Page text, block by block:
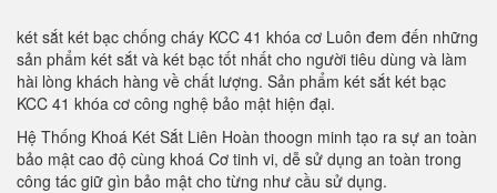
két sắt két bạc chống cháy KCC 41 khóa cơ Luôn đem đến những
sản phẩm két sắt và két bạc tốt nhất cho người tiêu dùng và làm
hài lòng khách hàng về chất lượng. Sản phẩm két sắt két bạc
KCC 41 khóa cơ công nghệ bảo mật hiện đại.
Hệ Thống Khoá Két Sắt Liên Hoàn thoogn minh tạo ra sự an toàn
bảo mật cao độ cùng khoá Cơ tinh vi, dễ sử dụng an toàn trong
công tác giữ gìn bảo mật cho từng như cầu sử dụng.